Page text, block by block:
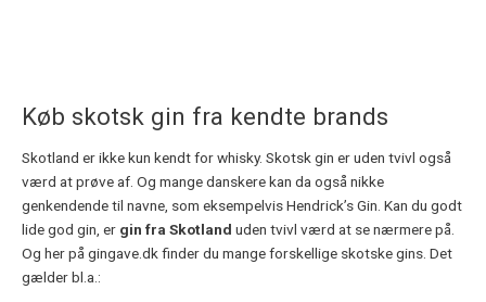
Køb skotsk gin fra kendte brands
Skotland er ikke kun kendt for whisky. Skotsk gin er uden tvivl også
værd at prøve af. Og mange danskere kan da også nikke
genkendende til navne, som eksempelvis Hendrick’s Gin. Kan du godt
lide god gin, er gin fra Skotland uden tvivl værd at se nærmere på.
Og her på gingave.dk finder du mange forskellige skotske gins. Det
gælder bl.a.: